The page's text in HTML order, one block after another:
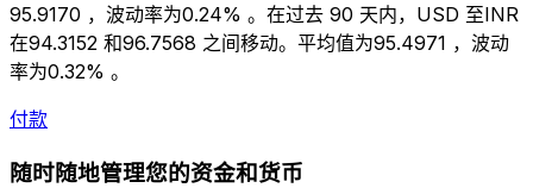
95.9170 ，波动率为0.24% 。在过去 90 天内，USD 至INR
在94.3152 和96.7568 之间移动。平均值为95.4971 ，波动
率为0.32% 。
付款
随时随地管理您的资金和货币